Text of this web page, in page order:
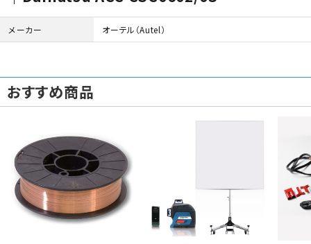
補助金で購入
メーカー オーテル（Autel）
おすすめ商品